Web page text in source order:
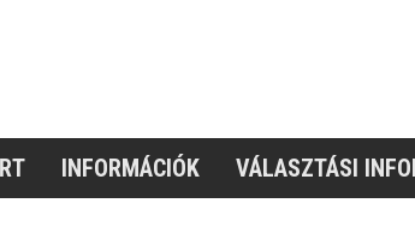
INFORMÁCIÓK VÁLASZTÁSI